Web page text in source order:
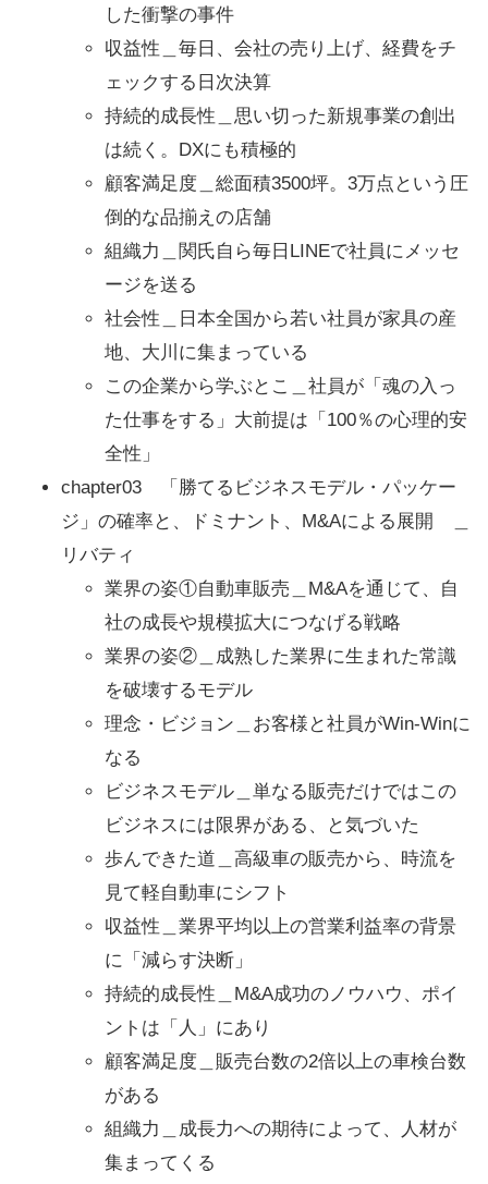
した衝撃の事件
収益性＿毎日、会社の売り上げ、経費をチ
ェックする日次決算
持続的成長性＿思い切った新規事業の創出
は続く。DXにも積極的
顧客満足度＿総面積3500坪。3万点という圧
倒的な品揃えの店舗
組織力＿関氏自ら毎日LINEで社員にメッセ
ージを送る
社会性＿日本全国から若い社員が家具の産
地、大川に集まっている
この企業から学ぶとこ＿社員が「魂の入っ
た仕事をする」大前提は「100％の心理的安
全性」
chapter03 「勝てるビジネスモデル・パッケー
ジ」の確率と、ドミナント、M&Aによる展開 ＿
リバティ
業界の姿①自動車販売＿M&Aを通じて、自
社の成長や規模拡大につなげる戦略
業界の姿②＿成熟した業界に生まれた常識
を破壊するモデル
理念・ビジョン＿お客様と社員がWin-Winに
なる
ビジネスモデル＿単なる販売だけではこの
ビジネスには限界がある、と気づいた
歩んできた道＿高級車の販売から、時流を
見て軽自動車にシフト
収益性＿業界平均以上の営業利益率の背景
に「減らす決断」
持続的成長性＿M&A成功のノウハウ、ポイ
ントは「人」にあり
顧客満足度＿販売台数の2倍以上の車検台数
がある
組織力＿成長力への期待によって、人材が
集まってくる